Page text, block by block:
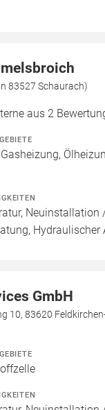
83527 Schaurach)
aus 2
Neuinstallation
Hydraulischer
GmbH
10, 83620